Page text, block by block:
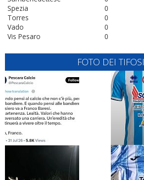
0
Spezia
0
Torres
0
Vado
0
Vis Pesaro
FOTO DEI TIFOSI